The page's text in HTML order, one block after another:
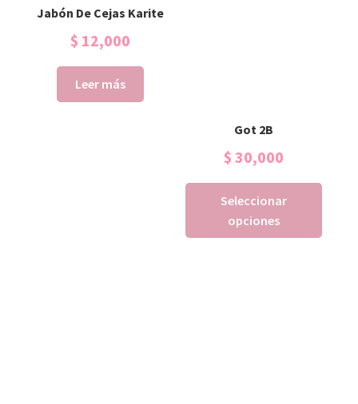
Jabón De Cejas Karite
$ 12,000
Leer más
Got 2B
$ 30,000
Seleccionar
opciones